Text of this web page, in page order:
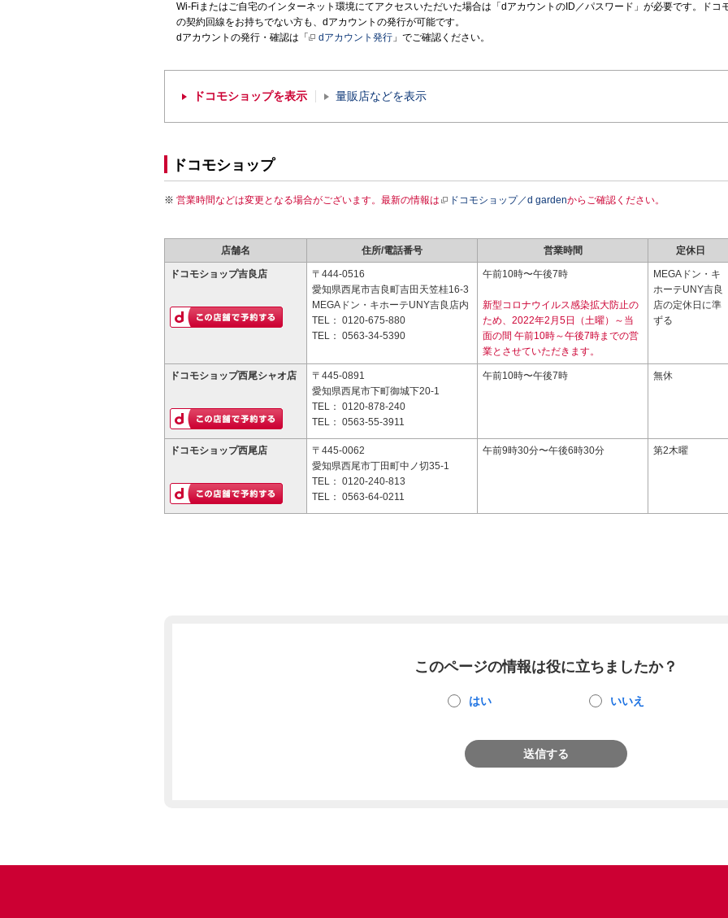
Wi-Fiまたはご自宅のインターネット環境にてアクセスいただいた場合は「dアカウントのID／パスワード」が必要です。ドコ
の契約回線をお持ちでない方も、dアカウントの発行が可能です。
dアカウントの発行・確認は「
dアカウント発行 」でご確認ください。
ドコモショップを表示 量販店などを表示
ドコモショップ
営業時間などは変更となる場合がございます。最新の情報は ドコモショップ／d gardenからご確認ください。
店舗名 住所/電話番号 営業時間 定休日
ドコモショップ吉良店
〒444-0516
愛知県西尾市吉良町吉田天笠桂16-3
MEGAドン・キホーテUNY吉良店内
TEL： 0120-675-880
TEL： 0563-34-5390
午前10時〜午後7時
新型コロナウイルス感染拡大防止の
ため、2022年2月5日（土曜）～当
面の間 午前10時～午後7時までの営
業とさせていただきます。
MEGAドン・キ
ホーテUNY吉良
店の定休日に準
ずる
ドコモショップ西尾シャオ店
〒445-0891
愛知県西尾市下町御城下20-1
TEL： 0120-878-240
TEL： 0563-55-3911
午前10時〜午後7時 無休
ドコモショップ西尾店
〒445-0062
愛知県西尾市丁田町中ノ切35-1
TEL： 0120-240-813
TEL： 0563-64-0211
午前9時30分〜午後6時30分 第2木曜
このページの情報は役に立ちましたか？
はい いいえ
送信する